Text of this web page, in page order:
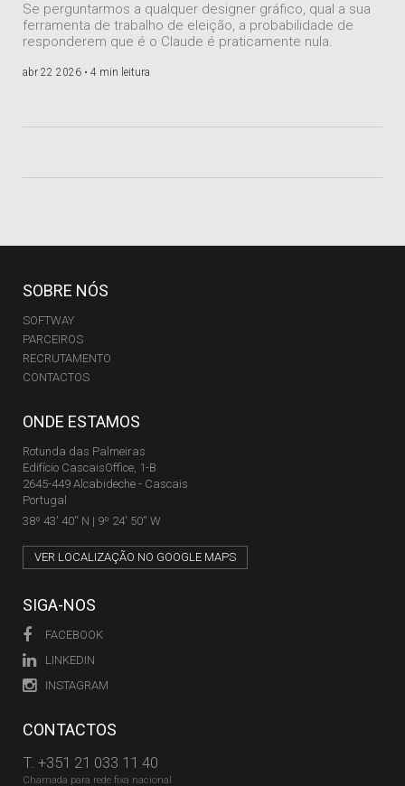
Se perguntarmos a qualquer designer gráfico, qual a sua
ferramenta de trabalho de eleição, a probabilidade de
responderem que é o Claude é praticamente nula.
abr 22 2026 • 4 min leitura
SOBRE NÓS
SOFTWAY
PARCEIROS
RECRUTAMENTO
CONTACTOS
ONDE ESTAMOS
Rotunda das Palmeiras
Edifício CascaisOffice, 1-B
2645-449 Alcabideche - Cascais
Portugal
38º 43' 40'' N | 9º 24' 50'' W
VER LOCALIZAÇÃO NO GOOGLE MAPS
SIGA-NOS
FACEBOOK
LINKEDIN
INSTAGRAM
CONTACTOS
T. +351 21 033 11 40
Chamada para rede fixa nacional